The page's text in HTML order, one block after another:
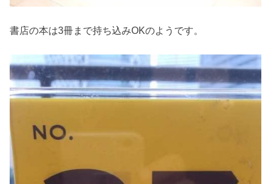
書店の本は3冊まで持ち込みOKのようです。